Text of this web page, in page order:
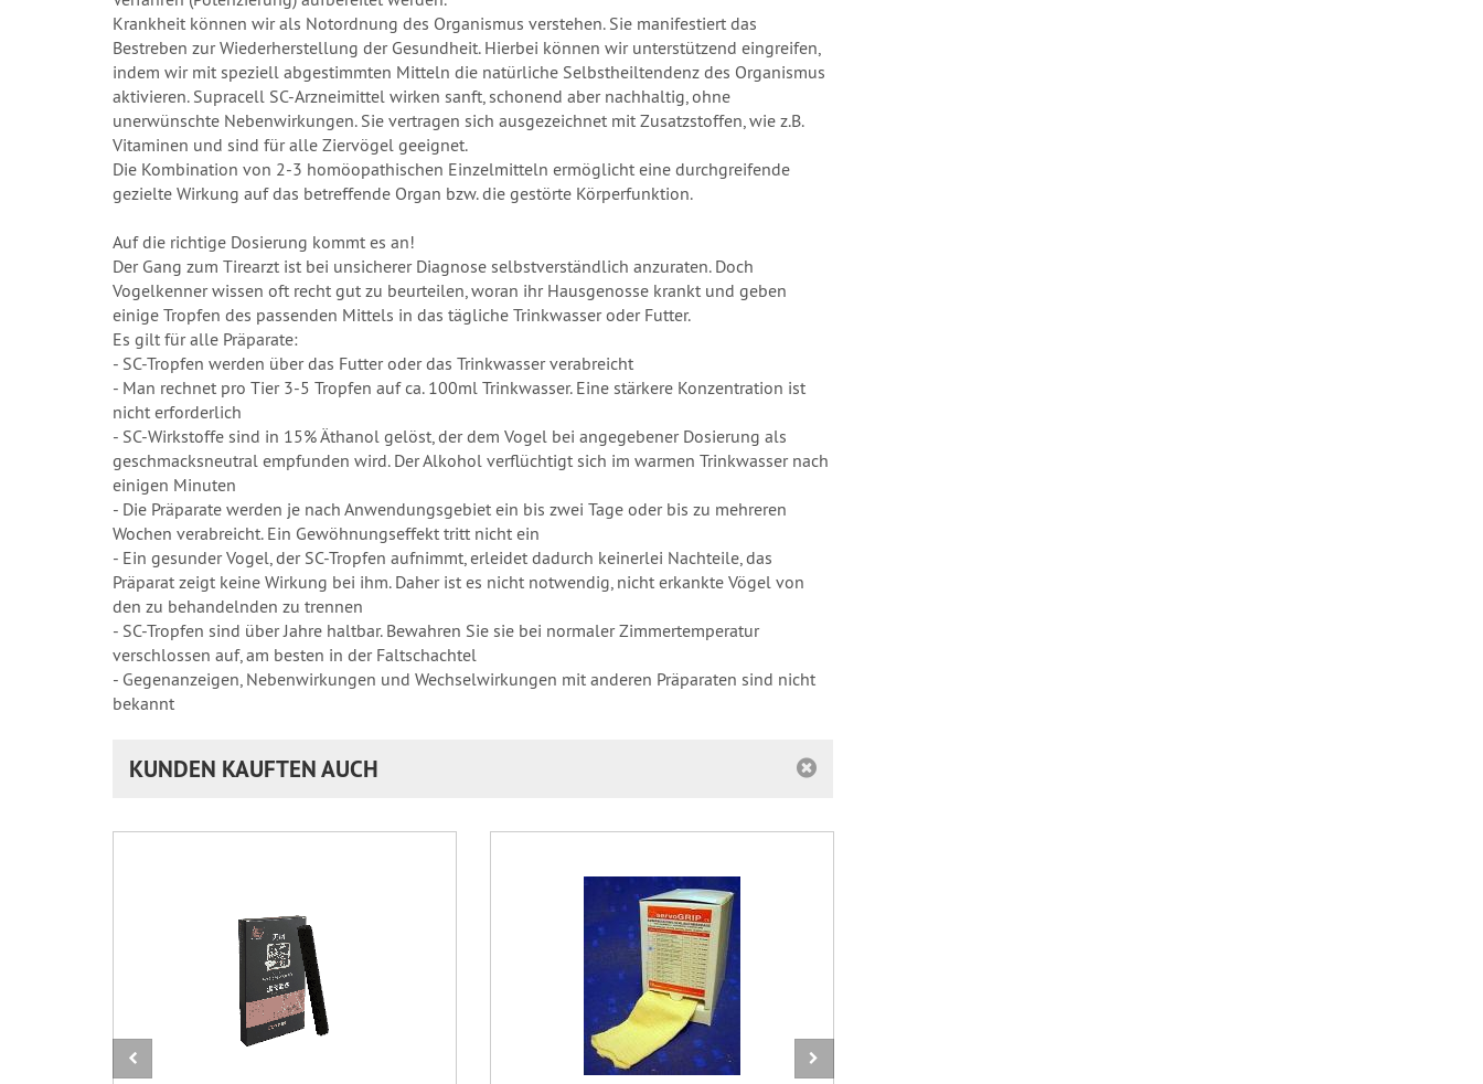
Krankheit können wir als Notordnung des Organismus verstehen. Sie manifestiert das
Bestreben zur Wiederherstellung der Gesundheit. Hierbei können wir unterstützend eingreifen,
indem wir mit speziell abgestimmten Mitteln die natürliche Selbstheiltendenz des Organismus
aktivieren. Supracell SC-Arzneimittel wirken sanft, schonend aber nachhaltig, ohne
unerwünschte Nebenwirkungen. Sie vertragen sich ausgezeichnet mit Zusatzstoffen, wie z.B.
Vitaminen und sind für alle Ziervögel geeignet.
Die Kombination von 2-3 homöopathischen Einzelmitteln ermöglicht eine durchgreifende
gezielte Wirkung auf das betreffende Organ bzw. die gestörte Körperfunktion.
Auf die richtige Dosierung kommt es an!
Der Gang zum Tirearzt ist bei unsicherer Diagnose selbstverständlich anzuraten. Doch
Vogelkenner wissen oft recht gut zu beurteilen, woran ihr Hausgenosse krankt und geben
einige Tropfen des passenden Mittels in das tägliche Trinkwasser oder Futter.
Es gilt für alle Präparate:
- SC-Tropfen werden über das Futter oder das Trinkwasser verabreicht
- Man rechnet pro Tier 3-5 Tropfen auf ca. 100ml Trinkwasser. Eine stärkere Konzentration ist
nicht erforderlich
- SC-Wirkstoffe sind in 15% Äthanol gelöst, der dem Vogel bei angegebener Dosierung als
geschmacksneutral empfunden wird. Der Alkohol verflüchtigt sich im warmen Trinkwasser nach
einigen Minuten
- Die Präparate werden je nach Anwendungsgebiet ein bis zwei Tage oder bis zu mehreren
Wochen verabreicht. Ein Gewöhnungseffekt tritt nicht ein
- Ein gesunder Vogel, der SC-Tropfen aufnimmt, erleidet dadurch keinerlei Nachteile, das
Präparat zeigt keine Wirkung bei ihm. Daher ist es nicht notwendig, nicht erkankte Vögel von
den zu behandelnden zu trennen
- SC-Tropfen sind über Jahre haltbar. Bewahren Sie sie bei normaler Zimmertemperatur
verschlossen auf, am besten in der Faltschachtel
- Gegenanzeigen, Nebenwirkungen und Wechselwirkungen mit anderen Präparaten sind nicht
bekannt
KUNDEN KAUFTEN AUCH